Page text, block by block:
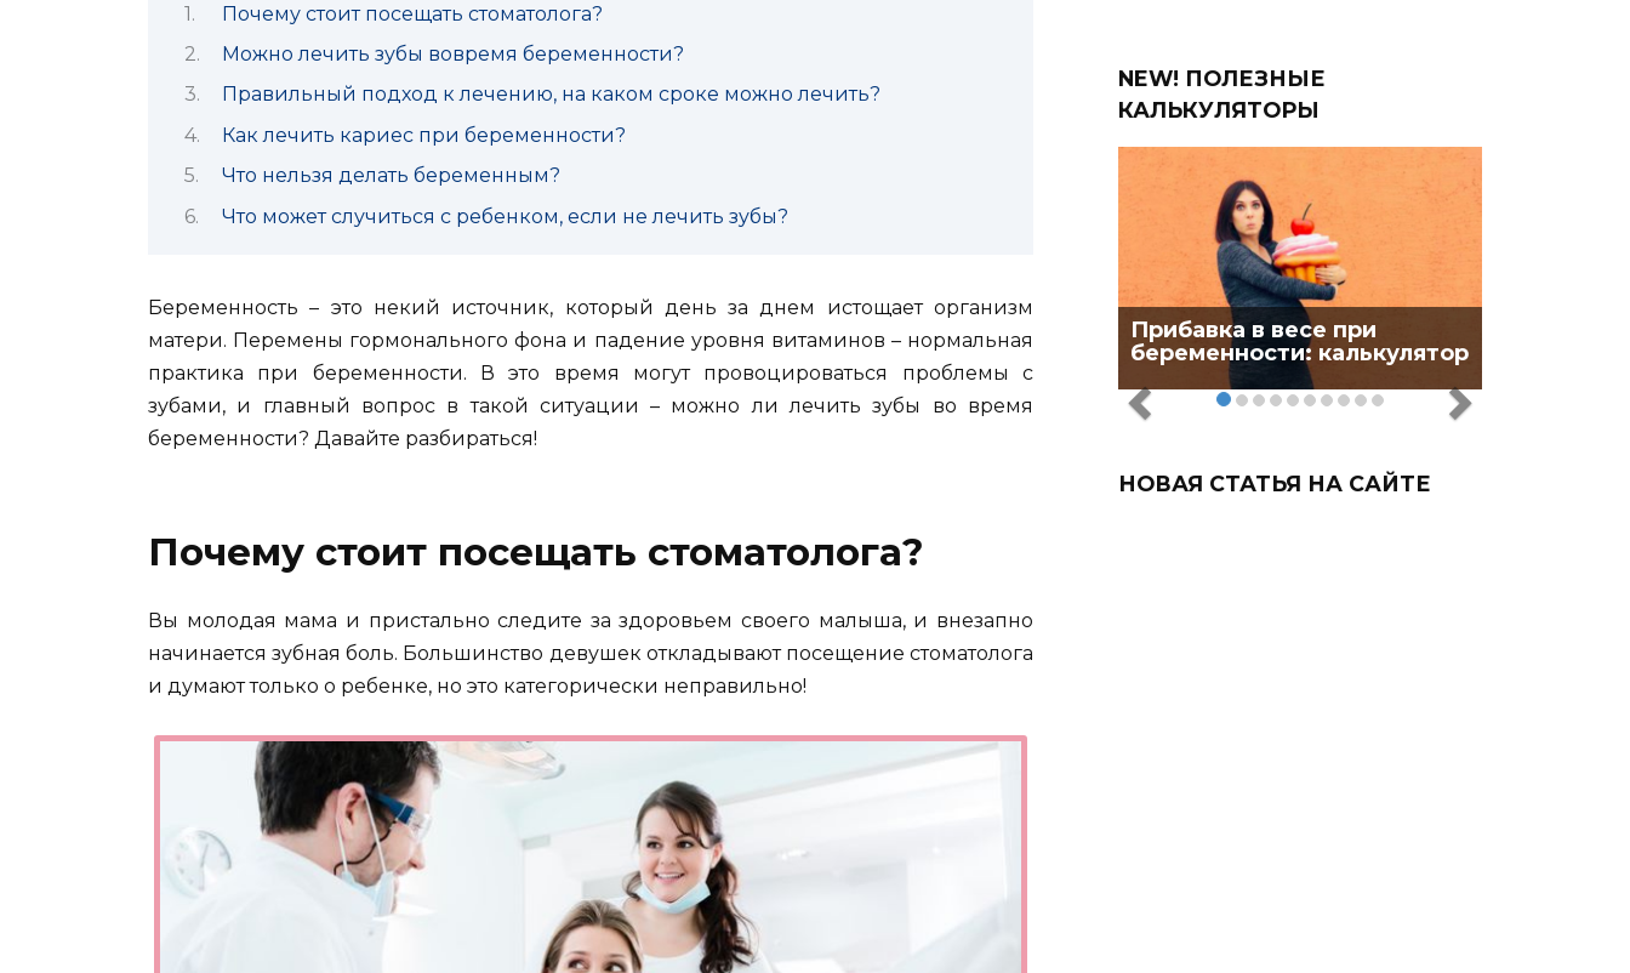
Почему стоит посещать стоматолога?
Можно лечить зубы вовремя беременности?
Правильный подход к лечению, на каком сроке можно лечить?
Как лечить кариес при беременности?
Что нельзя делать беременным?
Что может случиться с ребенком, если не лечить зубы?
Беременность – это некий источник, который день за днем истощает организм
матери. Перемены гормонального фона и падение уровня витаминов – нормальная
практика при беременности. В это время могут провоцироваться проблемы с
зубами, и главный вопрос в такой ситуации – можно ли лечить зубы во время
беременности? Давайте разбираться!
Почему стоит посещать стоматолога?
Вы молодая мама и пристально следите за здоровьем своего малыша, и внезапно
начинается зубная боль. Большинство девушек откладывают посещение стоматолога
и думают только о ребенке, но это категорически неправильно!
NEW! ПОЛЕЗНЫЕ
КАЛЬКУЛЯТОРЫ
Прибавка в весе при
беременности: калькулятор
НОВАЯ СТАТЬЯ НА САЙТЕ